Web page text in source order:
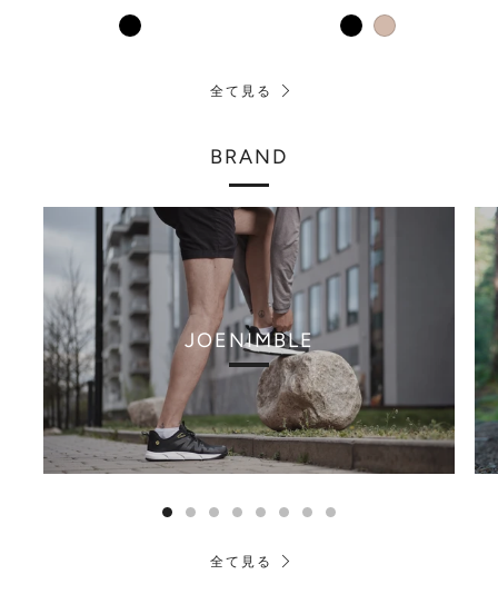
schwarz schwarztasso
全て見る
BRAND
JOENIMBLE
全て見る